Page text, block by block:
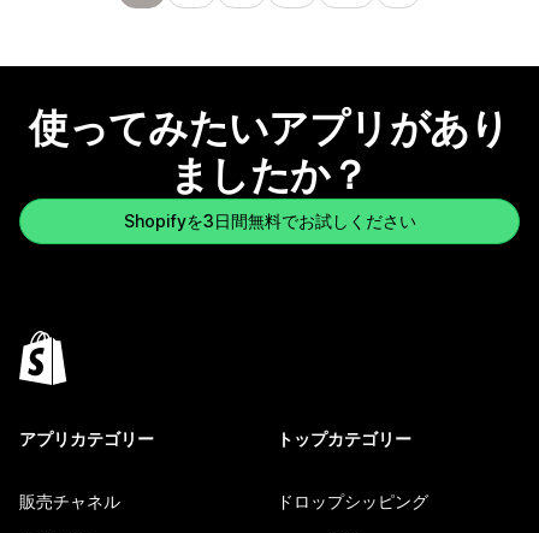
使ってみたいアプリがあり
ましたか？
Shopifyを3日間無料でお試しください
アプリカテゴリー
販売チャネル
トップカテゴリー
ドロップシッピング